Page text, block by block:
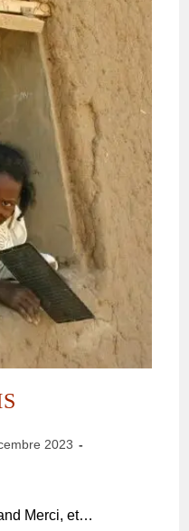
2023
Merci, et…